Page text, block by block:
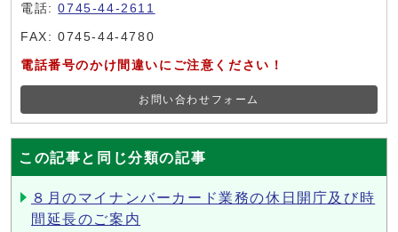
電話:0745-44-2611
FAX: 0745-44-4780
電話番号のかけ間違いにご注意ください！
お問い合わせフォーム
この記事と同じ分類の記事
８月のマイナンバーカード業務の休日開庁及び時
間延長のご案内